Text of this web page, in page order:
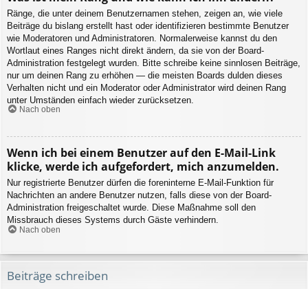
Ränge, die unter deinem Benutzernamen stehen, zeigen an, wie viele
Beiträge du bislang erstellt hast oder identifizieren bestimmte Benutzer
wie Moderatoren und Administratoren. Normalerweise kannst du den
Wortlaut eines Ranges nicht direkt ändern, da sie von der Board-
Administration festgelegt wurden. Bitte schreibe keine sinnlosen Beiträge,
nur um deinen Rang zu erhöhen — die meisten Boards dulden dieses
Verhalten nicht und ein Moderator oder Administrator wird deinen Rang
unter Umständen einfach wieder zurücksetzen.
Nach oben
Wenn ich bei einem Benutzer auf den E-Mail-Link
klicke, werde ich aufgefordert, mich anzumelden.
Nur registrierte Benutzer dürfen die foreninterne E-Mail-Funktion für
Nachrichten an andere Benutzer nutzen, falls diese von der Board-
Administration freigeschaltet wurde. Diese Maßnahme soll den
Missbrauch dieses Systems durch Gäste verhindern.
Nach oben
Beiträge schreiben